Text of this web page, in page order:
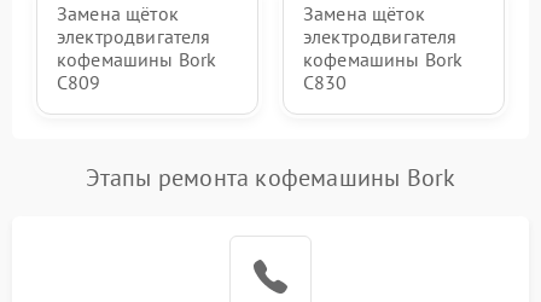
Замена щёток
электродвигателя
кофемашины Bork
C809
Замена щёток
электродвигателя
кофемашины Bork
C830
Этапы ремонта кофемашины Bork